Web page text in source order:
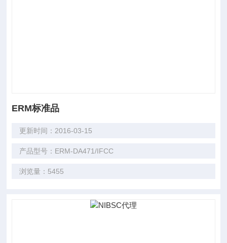
ERM标准品
更新时间：2016-03-15
产品型号：ERM-DA471/IFCC
浏览量：5455